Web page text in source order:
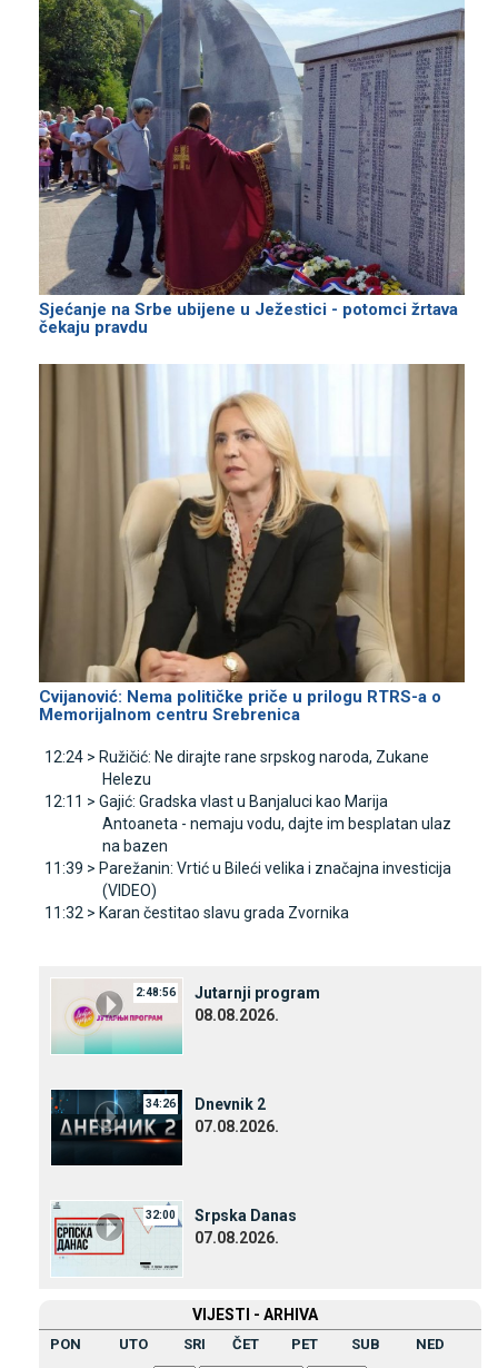
Sjećanje na Srbe ubijene u Јežestici - potomci žrtava
čekaju pravdu
Cvijanović: Nema političke priče u prilogu RTRS-a o
Memorijalnom centru Srebrenica
12:24 > Ružičić: Ne dirajte rane srpskog naroda, Zukane
Helezu
12:11 > Gajić: Gradska vlast u Banjaluci kao Marija
Antoaneta - nemaju vodu, dajte im besplatan ulaz
na bazen
11:39 > Parežanin: Vrtić u Bileći velika i značajna investicija
(VIDEO)
11:32 > Karan čestitao slavu grada Zvornika
2:48:56
Јutarnji program
08.08.2026.
34:26
Dnevnik 2
07.08.2026.
32:00
Srpska Danas
07.08.2026.
VIЈESTI - ARHIVA
PON UTO SRI ČET PET SUB NED